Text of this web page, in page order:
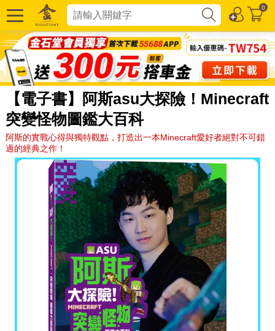
0
【電子書】阿斯asu大探險！Minecraft
突變怪物圖鑑大百科
阿斯的實戰心得與獨特觀點，打造出一本Minecraft愛好者絕對不可錯
過的經典之作！